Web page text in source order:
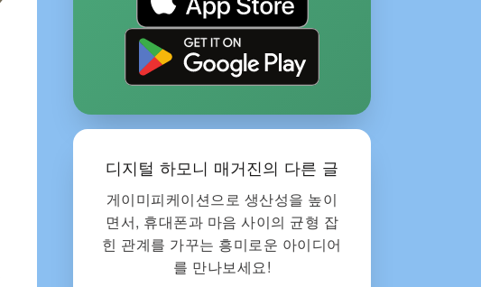
디지털 하모니 매거진의 다른 글
게이미피케이션으로 생산성을 높이
면서, 휴대폰과 마음 사이의 균형 잡
힌 관계를 가꾸는 흥미로운 아이디어
를 만나보세요!